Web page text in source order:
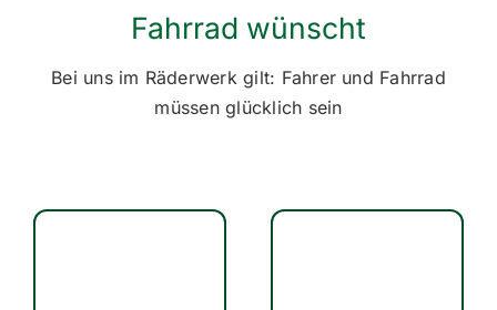
Fahrrad wünscht
Bei uns im Räderwerk gilt: Fahrer und Fahrrad
müssen glücklich sein